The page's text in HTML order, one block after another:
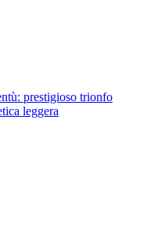
prestigioso trionfo
leggera